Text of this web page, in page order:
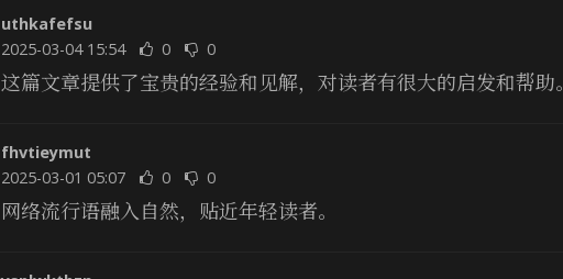
uthkafefsu
2025-03-04 15:54
0 0
这篇文章提供了宝贵的经验和见解，对读者有很大的启发和帮助。
fhvtieymut
2025-03-01 05:07
0 0
网络流行语融入自然，贴近年轻读者。